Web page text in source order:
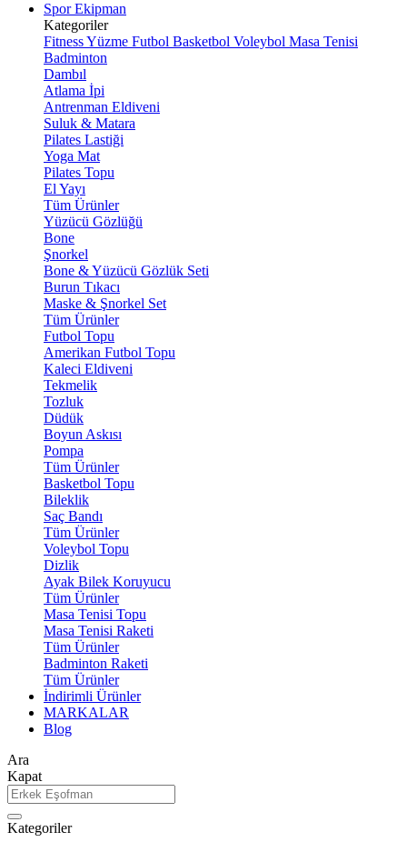
Spor Ekipman
Kategoriler
FitnessYüzme Futbol Basketbol Voleybol Masa Tenisi
Badminton
Dambıl
Atlama İpi
Antrenman Eldiveni
Suluk & Matara
Pilates Lastiği
Yoga Mat
Pilates Topu
El Yayı
Tüm Ürünler
Yüzücü Gözlüğü
Bone
Şnorkel
Bone & Yüzücü Gözlük Seti
Burun Tıkacı
Maske & Şnorkel Set
Tüm Ürünler
Futbol Topu
Amerikan Futbol Topu
Kaleci Eldiveni
Tekmelik
Tozluk
Düdük
Boyun Askısı
Pompa
Tüm Ürünler
Basketbol Topu
Bileklik
Saç Bandı
Tüm Ürünler
Voleybol Topu
Dizlik
Ayak Bilek Koruyucu
Tüm Ürünler
Masa Tenisi Topu
Masa Tenisi Raketi
Tüm Ürünler
Badminton Raketi
Tüm Ürünler
İndirimli Ürünler
MARKALAR
Blog
Ara
Kapat
Kategoriler